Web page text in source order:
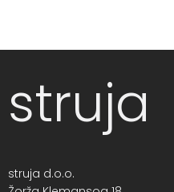
struja
struja d.o.o.